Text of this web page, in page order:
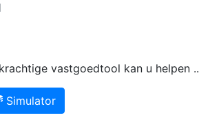
vastgoedtool kan u helpen ..
Simulator